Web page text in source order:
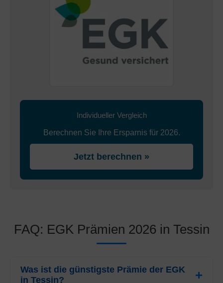
Individueller Vergleich
Berechnen Sie Ihre Ersparnis für 2026.
Jetzt berechnen »
FAQ: EGK Prämien 2026 in Tessin
Was ist die günstigste Prämie der EGK
in Tessin?